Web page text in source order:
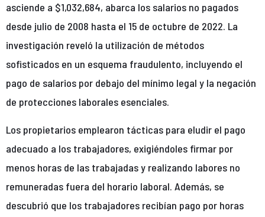
asciende a $1,032,684, abarca los salarios no pagados
desde julio de 2008 hasta el 15 de octubre de 2022. La
investigación reveló la utilización de métodos
sofisticados en un esquema fraudulento, incluyendo el
pago de salarios por debajo del mínimo legal y la negación
de protecciones laborales esenciales.
Los propietarios emplearon tácticas para eludir el pago
adecuado a los trabajadores, exigiéndoles firmar por
menos horas de las trabajadas y realizando labores no
remuneradas fuera del horario laboral. Además, se
descubrió que los trabajadores recibían pago por horas